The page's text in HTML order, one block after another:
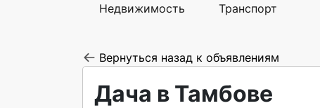
Недвижимость Транспорт
Вернуться назад к объявлениям
Дача в Тамбове